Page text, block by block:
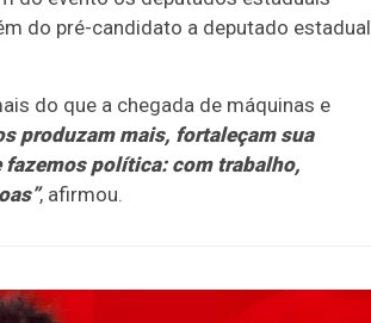
do pré-candidato a deputado estadual
do que a chegada de máquinas e
produzam mais, fortaleçam sua
fazemos política: com trabalho,
, afirmou.